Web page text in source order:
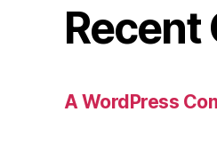
Recent
A WordPress